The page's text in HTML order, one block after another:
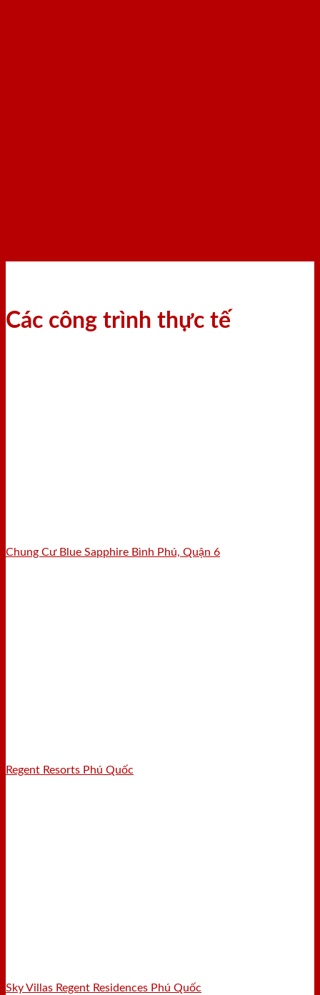
Các công trình thực tế
Chung Cư Blue Sapphire Bình Phú, Quận 6
Regent Resorts Phú Quốc
Sky Villas Regent Residences Phú Quốc